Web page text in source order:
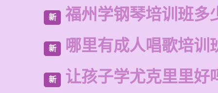
新 福州学钢琴培训班多
新 哪里有成人唱歌培训
新 让孩子学尤克里里好